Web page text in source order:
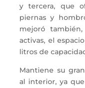
y tercera, que
piernas y
mejoró
activas, el
litros de
Mantiene su
al interior, ya